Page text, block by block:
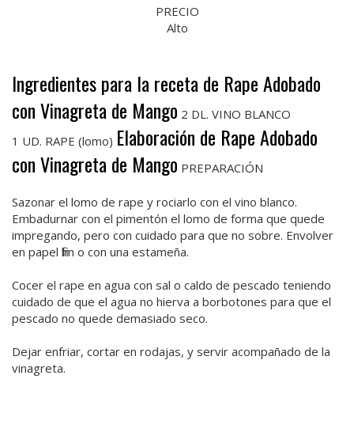
PRECIO
Alto
Ingredientes para la receta de Rape Adobado
con Vinagreta de Mango 2 DL. VINO BLANCO
1 UD. RAPE (lomo) Elaboración de Rape Adobado
con Vinagreta de Mango PREPARACIÓN
Sazonar el lomo de rape y rociarlo con el vino blanco.
Embadurnar con el pimentón el lomo de forma que quede
impregando, pero con cuidado para que no sobre. Envolver
en papel film o con una estameña.
Cocer el rape en agua con sal o caldo de pescado teniendo
cuidado de que el agua no hierva a borbotones para que el
pescado no quede demasiado seco.
Dejar enfriar, cortar en rodajas, y servir acompañado de la
vinagreta.